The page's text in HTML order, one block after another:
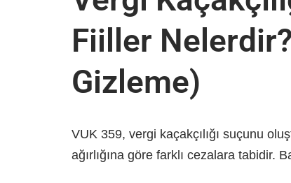
Fiiller
Gizleme)
VUK 359, vergi kaçakçılığı suçunu
ağırlığına göre farklı cezalara tabidir.